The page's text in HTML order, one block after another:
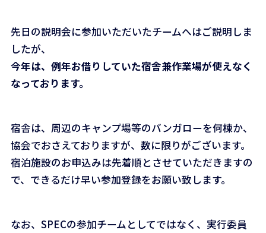
先日の説明会に参加いただいたチームへはご説明しま
したが、
今年は、例年お借りしていた宿舎兼作業場が使えなく
なっております。
宿舎は、周辺のキャンプ場等のバンガローを何棟か、
協会でおさえておりますが、数に限りがございます。
宿泊施設のお申込みは先着順とさせていただきますの
で、できるだけ早い参加登録をお願い致します。
なお、SPECの参加チームとしてではなく、実行委員